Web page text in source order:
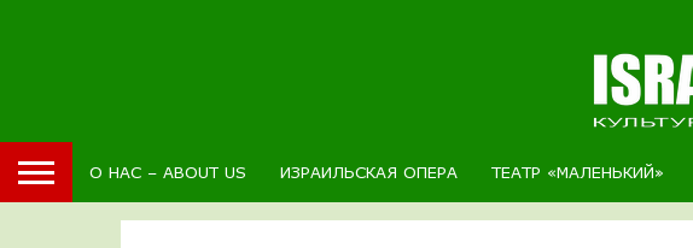
О НАС – ABOUT US ИЗРАИЛЬСКАЯ ОПЕРА ТЕАТР «МАЛЕНЬКИЙ»